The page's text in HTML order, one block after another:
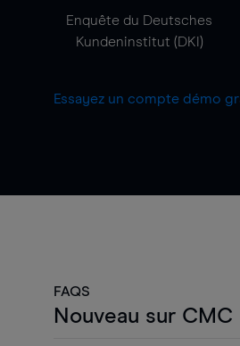
Enquête du Deutsches
Kundeninstitut (DKI)
Essayez un compte démo
FAQS
Nouveau sur